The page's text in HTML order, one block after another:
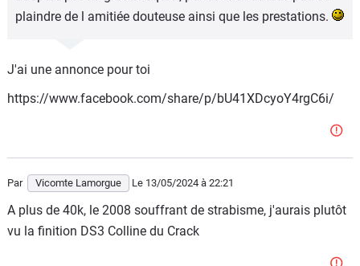
plaindre de l amitiée douteuse ainsi que les prestations.
J'ai une annonce pour toi
https://www.facebook.com/share/p/bU41XDcyoY4rgC6i/
Par Vicomte Lamorgue Le 13/05/2024 à 22:21
A plus de 40k, le 2008 souffrant de strabisme, j'aurais plutôt
vu la finition DS3 Colline du Crack